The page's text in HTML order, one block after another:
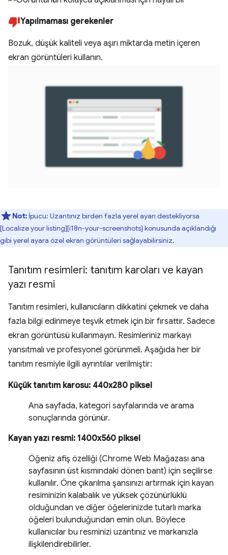
Yapılmaması gerekenler
Bozuk, düşük kaliteli veya aşırı miktarda metin içeren
ekran görüntüleri kullanın.
Not: İpucu: Uzantınız birden fazla yerel ayarı destekliyorsa
[Localize your listing][i18n-your-screenshots] konusunda açıklandığı
gibi yerel ayara özel ekran görüntüleri sağlayabilirsiniz.
Tanıtım resimleri: tanıtım karoları ve kayan
yazı resmi
Tanıtım resimleri, kullanıcıların dikkatini çekmek ve daha
fazla bilgi edinmeye teşvik etmek için bir fırsattır. Sadece
ekran görüntüsü kullanmayın. Resimleriniz markayı
yansıtmalı ve profesyonel görünmeli. Aşağıda her bir
tanıtım resmiyle ilgili ayrıntılar verilmiştir:
Küçük tanıtım karosu: 440x280 piksel
Ana sayfada, kategori sayfalarında ve arama
sonuçlarında görünür.
Kayan yazı resmi: 1400x560 piksel
Öğeniz afiş özelliği (Chrome Web Mağazası ana
sayfasının üst kısmındaki dönen bant) için seçilirse
kullanılır. Öne çıkarılma şansınızı artırmak için kayan
resiminizin kalabalık ve yüksek çözünürlüklü
olduğundan ve diğer öğelerinizde tutarlı marka
öğeleri bulunduğundan emin olun. Böylece
kullanıcılar bu resminizi uzantınız ve markanızla
ilişkilendirebilirler.